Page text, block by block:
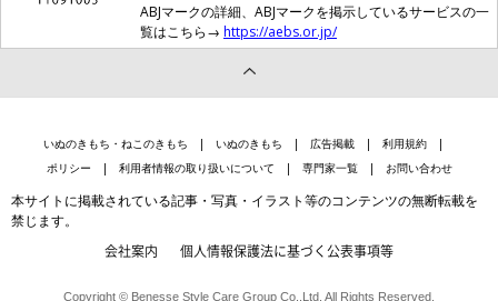
ABJマークの詳細、ABJマークを掲示しているサービスの一
覧はこちら→ https://aebs.or.jp/
いぬのきもち・ねこのきもち いぬのきもち 広告掲載
利用規約
ポリシー
利用者情報の取り扱いについて 専門家一覧 お問い合わせ
本サイトに掲載されている記事・写真・イラスト等のコンテンツの無断転載を
禁じます。
会社案内 個人情報保護法に基づく公表事項等
Copyright © Benesse Style Care Group Co.,Ltd. All Rights Reserved.